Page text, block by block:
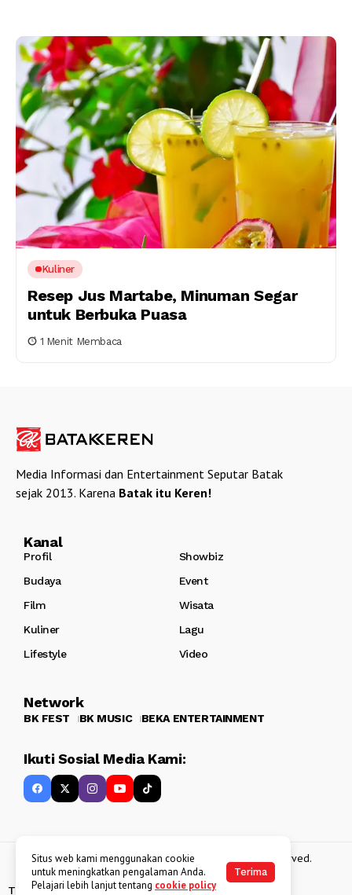
Kuliner
Resep Jus Martabe, Minuman Segar
untuk Berbuka Puasa
1 Menit Membaca
Media Informasi dan Entertainment Seputar Batak
sejak 2013. Karena Batak itu Keren!
Kanal
Profil
Showbiz
Budaya
Event
Film
Wisata
Kuliner
Lagu
Lifestyle
Video
Network
BK FEST BK MUSIC BEKA ENTERTAINMENT
Ikuti Sosial Media Kami:
Copyright 2013 - 2025BATAKKEREN . All rights reserved.
Tentang Kami Kebijakan Data Pribadi Disclaimer
Situs web kami menggunakan cookie
untuk meningkatkan pengalaman Anda.
Pelajari lebih lanjut tentang cookie policy
Terima